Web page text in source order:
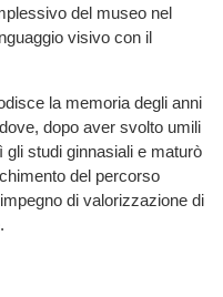
del museo nel
visivo con il
la memoria degli anni
dopo aver svolto umili
studi ginnasiali e maturò
del percorso
di valorizzazione di